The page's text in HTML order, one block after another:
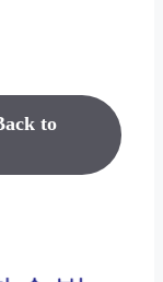
to